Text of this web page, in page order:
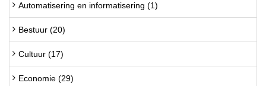
Automatisering en informatisering (1)
Bestuur (20)
Cultuur (17)
Economie (29)